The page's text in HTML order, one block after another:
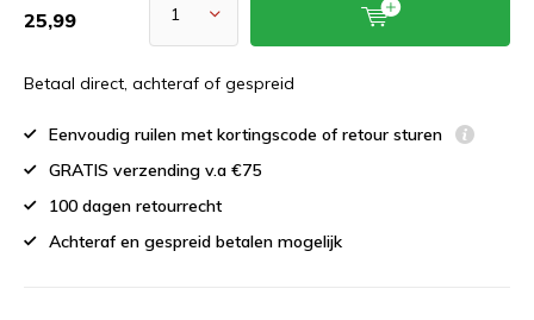
25,99
Betaal direct, achteraf of gespreid
Eenvoudig ruilen met kortingscode of retour sturen
GRATIS verzending v.a €75
100 dagen retourrecht
Achteraf en gespreid betalen mogelijk